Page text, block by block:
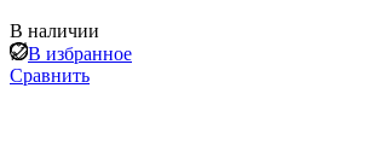
В наличии
В избранное
Сравнить